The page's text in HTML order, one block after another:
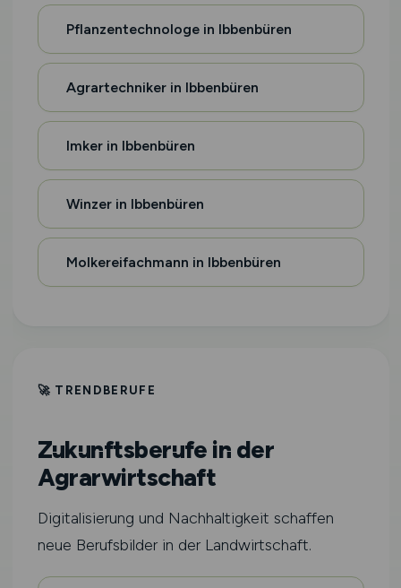
Pflanzentechnologe in Ibbenbüren
Agrartechniker in Ibbenbüren
Imker in Ibbenbüren
Winzer in Ibbenbüren
Molkereifachmann in Ibbenbüren
🚀 TRENDBERUFE
Zukunftsberufe in der
Agrarwirtschaft
Digitalisierung und Nachhaltigkeit schaffen
neue Berufsbilder in der Landwirtschaft.